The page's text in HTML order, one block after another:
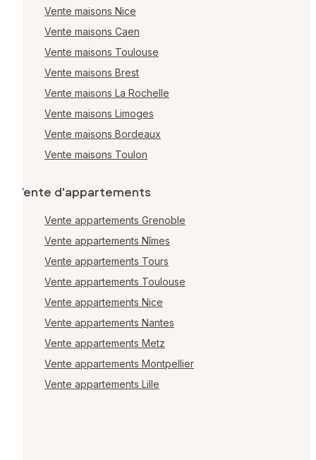
Vente maisons Nice
Vente maisons Caen
Vente maisons Toulouse
Vente maisons Brest
Vente maisons La Rochelle
Vente maisons Limoges
Vente maisons Bordeaux
Vente maisons Toulon
Vente d'appartements
Vente appartements Grenoble
Vente appartements Nîmes
Vente appartements Tours
Vente appartements Toulouse
Vente appartements Nice
Vente appartements Nantes
Vente appartements Metz
Vente appartements Montpellier
Vente appartements Lille